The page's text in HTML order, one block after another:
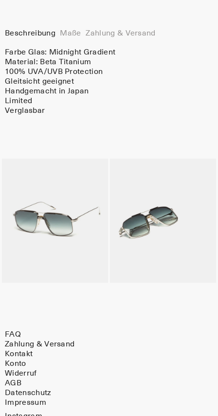
Beschreibung Maße Zahlung & Versand
Farbe Glas: Midnight Gradient
Material: Beta Titanium
100% UVA/UVB Protection
Gleitsicht geeignet
Handgemacht in Japan
Limited
Verglasbar
FAQ
Zahlung & Versand
Kontakt
Konto
Widerruf
AGB
Datenschutz
Impressum